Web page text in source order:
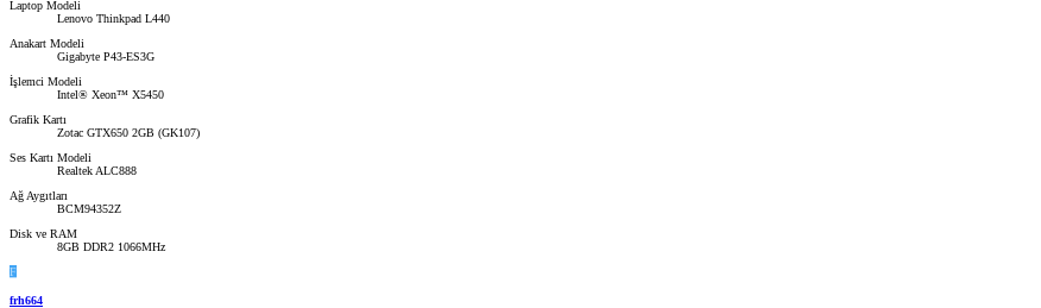
Laptop Modeli
Lenovo Thinkpad L440
Anakart Modeli
Gigabyte P43-ES3G
İşlemci Modeli
Intel® Xeon™ X5450
Grafik Kartı
Zotac GTX650 2GB (GK107)
Ses Kartı Modeli
Realtek ALC888
Ağ Aygıtları
BCM94352Z
Disk ve RAM
8GB DDR2 1066MHz
F
frh664